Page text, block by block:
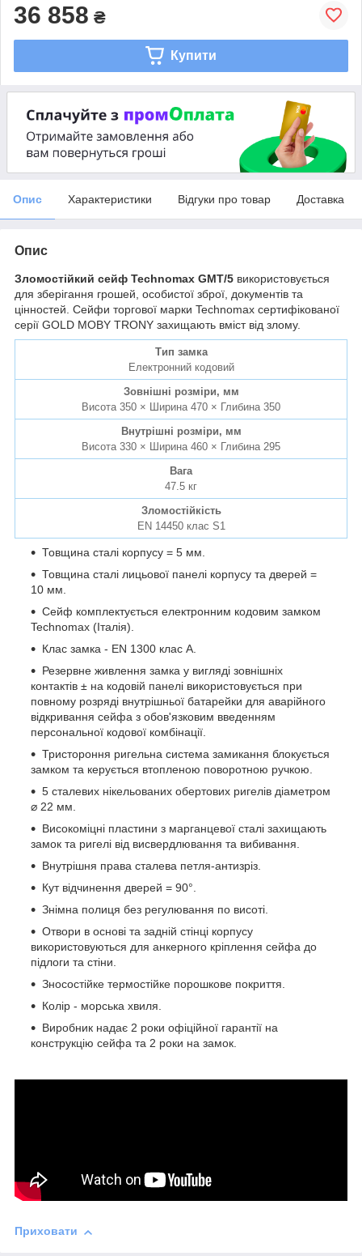
36 858 ₴
Купити
Опис Характеристики Відгуки про товар Доставка
Опис
Зломостійкий сейф Technomax GMT/5 використовується
для зберігання грошей, особистої зброї, документів та
цінностей. Сейфи торгової марки Technomax сертифікованої
серії GOLD MOBY TRONY захищають вміст від злому.
Тип замка
Електронний кодовий
Зовнішні розміри, мм
Висота 350 × Ширина 470 × Глибина 350
Внутрішні розміри, мм
Висота 330 × Ширина 460 × Глибина 295
Вага
47.5 кг
Зломостійкість
EN 14450 клас S1
Товщина сталі корпусу = 5 мм.
Товщина сталі лицьової панелі корпусу та дверей =
10 мм.
Сейф комплектується електронним кодовим замком
Technomax (Італія).
Клас замка - EN 1300 клас A.
Резервне живлення замка у вигляді зовнішніх
контактів ± на кодовій панелі використовується при
повному розряді внутрішньої батарейки для аварійного
відкривання сейфа з обов'язковим введенням
персональної кодової комбінації.
Тристороння ригельна система замикання блокується
замком та керується втопленою поворотною ручкою.
5 сталевих нікельованих обертових ригелів діаметром
⌀ 22 мм.
Високоміцні пластини з марганцевої сталі захищають
замок та ригелі від висвердлювання та вибивання.
Внутрішня права сталева петля-антизріз.
Кут відчинення дверей = 90°.
Знімна полиця без регулювання по висоті.
Отвори в основі та задній стінці корпусу
використовуються для анкерного кріплення сейфа до
підлоги та стіни.
Зносостійке термостійке порошкове покриття.
Колір - морська хвиля.
Виробник надає 2 роки офіційної гарантії на
конструкцію сейфа та 2 роки на замок.
Приховати